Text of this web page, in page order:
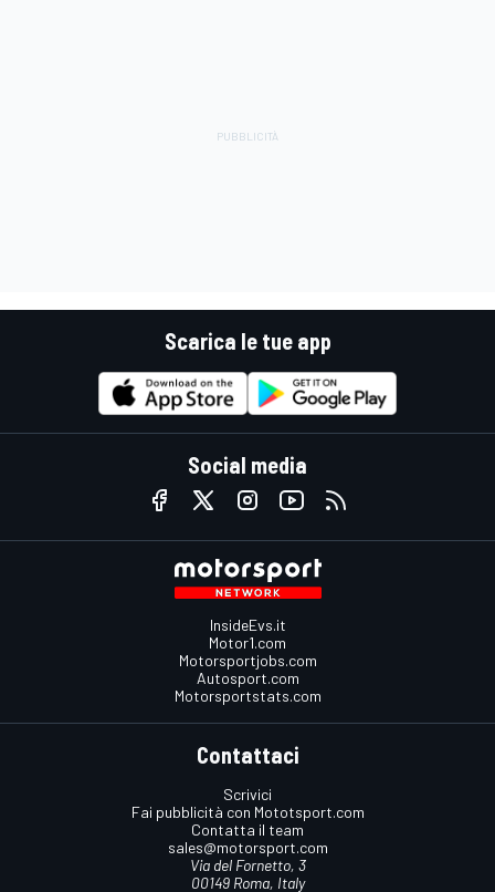
Scarica le tue app
Social media
InsideEvs.it
Motor1.com
Motorsportjobs.com
Autosport.com
Motorsportstats.com
Contattaci
Scrivici
Fai pubblicità con Mototsport.com
Contatta il team
sales@motorsport.com
Via del Fornetto, 3
00149 Roma, Italy